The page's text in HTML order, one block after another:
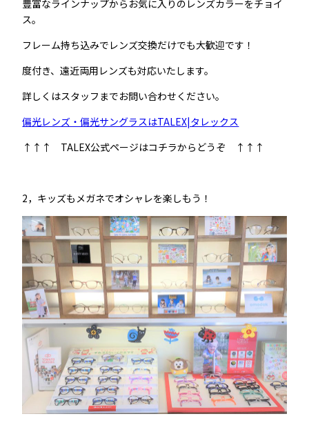
豊富なラインナップからお気に入りのレンズカラーをチョイ
ス。
フレーム持ち込みでレンズ交換だけでも大歓迎です！
度付き、遠近両用レンズも対応いたします。
詳しくはスタッフまでお問い合わせください。
偏光レンズ・偏光サングラスはTALEX|タレックス
↑↑↑ TALEX公式ページはコチラからどうぞ ↑↑↑
2，キッズもメガネでオシャレを楽しもう！